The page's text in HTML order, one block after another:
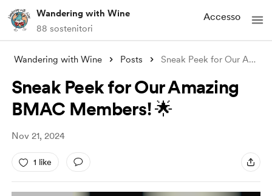
Wandering with Wine
88 sostenitori
Accesso
Wandering with Wine Posts Sneak Peek for Our Amazing BMAC Members!
Sneak Peek for Our Amazing
BMAC Members! 🌟
Nov 21, 2024
1 like